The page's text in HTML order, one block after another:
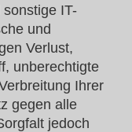
IT-
und
Verlust,
unberechtigte
Ihrer
gegen alle
jedoch